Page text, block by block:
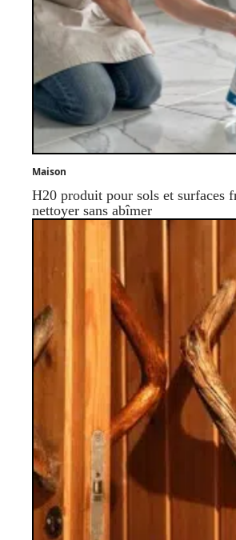
Maison
H20 produit pour sols et surfaces
nettoyer sans abîmer